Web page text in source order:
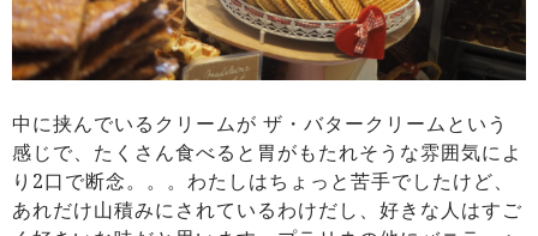
中に挟んでいるクリームが ザ・バタークリームという
感じで、たくさん食べると胃がもたれそうな雰囲気によ
り2口で断念。。。わたしはちょっと苦手でしたけど、
あれだけ山積みにされているわけだし、好きな人はすご